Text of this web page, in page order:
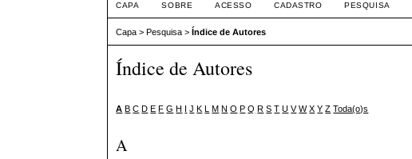
CAPA SOBRE ACESSO CADASTRO PESQUISA
Capa >Pesquisa >Índice de Autores
Índice de Autores
A B C D E F G H I J K L M N O P Q R S T U V W X Y Z Toda(o)s
A